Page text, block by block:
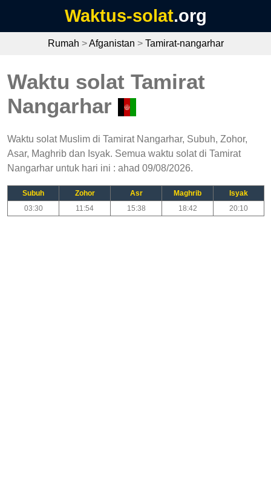
Waktus-solat.org
Rumah >Afganistan > Tamirat-nangarhar
Waktu solat Tamirat
Nangarhar
Waktu solat Muslim di Tamirat Nangarhar, Subuh, Zohor,
Asar, Maghrib dan Isyak. Semua waktu solat di Tamirat
Nangarhar untuk hari ini : ahad 09/08/2026.
Subuh Zohor Asr Maghrib
Isyak
03:30
11:54 15:38 18:42 20:10